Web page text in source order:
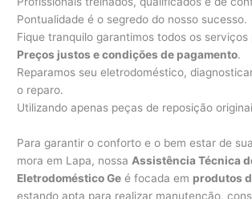
Pontualidade é o segredo do nosso sucesso.
Fique tranquilo garantimos todos os serviços
Preços justos e condições de pagamento.
Reparamos seu eletrodoméstico,
o reparo.
Utilizando apenas peças de reposição
Para garantir o conforto e o bem estar de
mora em Lapa, nossa Assistência Técnica
Eletrodoméstico Ge é focada em produtos
estando apta para realizar manutenção,